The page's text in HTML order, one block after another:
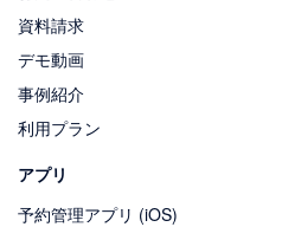
資料請求
デモ動画
事例紹介
利用プラン
アプリ
予約管理アプリ (iOS)